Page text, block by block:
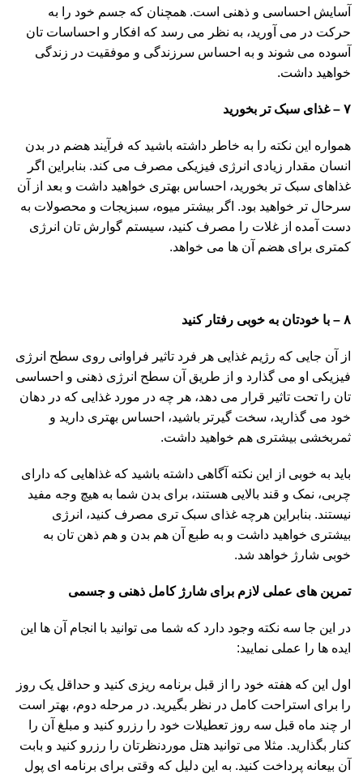
آسایش احساسی و ذهنی است. همچنان که جسم خود را به
حرکت در می آورید، به نظر می رسد که افکار و احساسات تان
آسوده می شوند و به احساس سرزندگی و موفقیت در زندگی
خواهید داشت.
۷ –غذای سبک تر بخورید
همواره این نکته را به خاطر داشته باشید که فرآیند هضم در بدن
انسان مقدار زیادی انرژی فیزیکی مصرف می کند. بنابراین اگر
غذاهای سبک تر بخورید، احساس بهتری خواهید داشت و بعد از آن
سرحال تر خواهید بود. اگر بیشتر میوه، سبزیجات و محصولات به
دست آمده از غلات را مصرف کنید، سیستم گوارش تان انرژی
کمتری برای هضم آن ها می خواهد.
۸ – با خودتان به خوبی رفتار کنید
از آن جایی که رژیم غذایی هر فرد تاثیر فراوانی روی سطح انرژی
فیزیکی او می گذارد و از طریق آن سطح انرژی ذهنی و احساسی
تان را تحت تاثیر قرار می دهد، هر چه در مورد غذایی که در دهان
خود می گذارید، سخت گیرتر باشید، احساس بهتری دارید و
ثمربخشی بیشتری هم خواهید داشت.
باید به خوبی از این نکته آگاهی داشته باشید که غذاهایی که دارای
چربی، نمک و قند بالایی هستند، برای بدن شما به هیچ وجه مفید
نیستند. بنابراین هرچه غذای سبک تری مصرف کنید، انرژی
بیشتری خواهید داشت و به طبع آن هم بدن و هم ذهن تان به
خوبی شارژ خواهد شد.
تمرین های عملی لازم برای شارژ کامل ذهنی و جسمی
در این جا سه نکته وجود دارد که شما می توانید با انجام آن ها این
ایده ها را عملی نمایید:
اول این که هفته خود را از قبل برنامه ریزی کنید و حداقل یک روز
را برای استراحت کامل در نظر بگیرید. در مرحله دوم، بهتر است
ار چند ماه قبل سه روز تعطیلات خود را رزرو کنید و مبلغ آن را
کنار بگذارید. مثلا می توانید هتل موردنظرتان را رزرو کنید و بابت
آن بیعانه پرداخت کنید. به این دلیل که وقتی برای برنامه ای پول